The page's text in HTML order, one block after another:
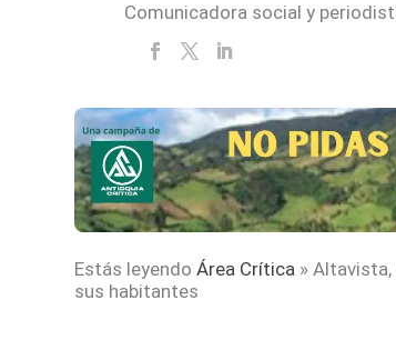
Comunicadora social y
Estás leyendo Área Crítica »Altavista,
sus habitantes